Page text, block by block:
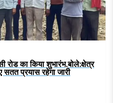
रोड का किया शुभारंभ,बोले:क्षेत्र
प्रयास रहेगा जारी